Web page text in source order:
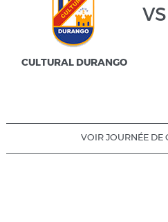
CULTURAL DURANGO
vs
VOIR JOURNÉE DE